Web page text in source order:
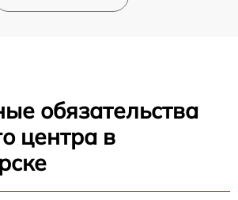
обязательства
центра в